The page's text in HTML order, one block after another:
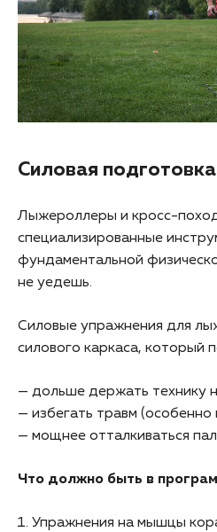
Силовая подготовка
Лыжероллеры и кросс-
специализированные
фундаментальной
не уедешь.
Силовые упражнения для
силового каркаса, который
— дольше держать технику
— избегать травм (особенно
— мощнее отталкиваться
Что должно быть в
Упражнения на мышцы